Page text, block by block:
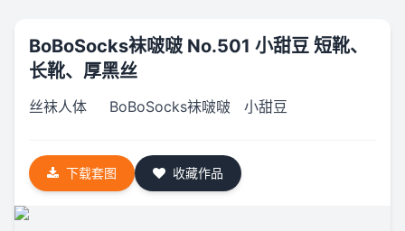
BoBoSocks袜啵啵 No.501 小甜豆 短靴、
长靴、厚黑丝
丝袜人体 BoBoSocks袜啵啵 小甜豆
下载套图 收藏作品